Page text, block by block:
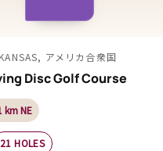
アメリカ合衆国
Disc Golf Course
km NE
21 HOLES